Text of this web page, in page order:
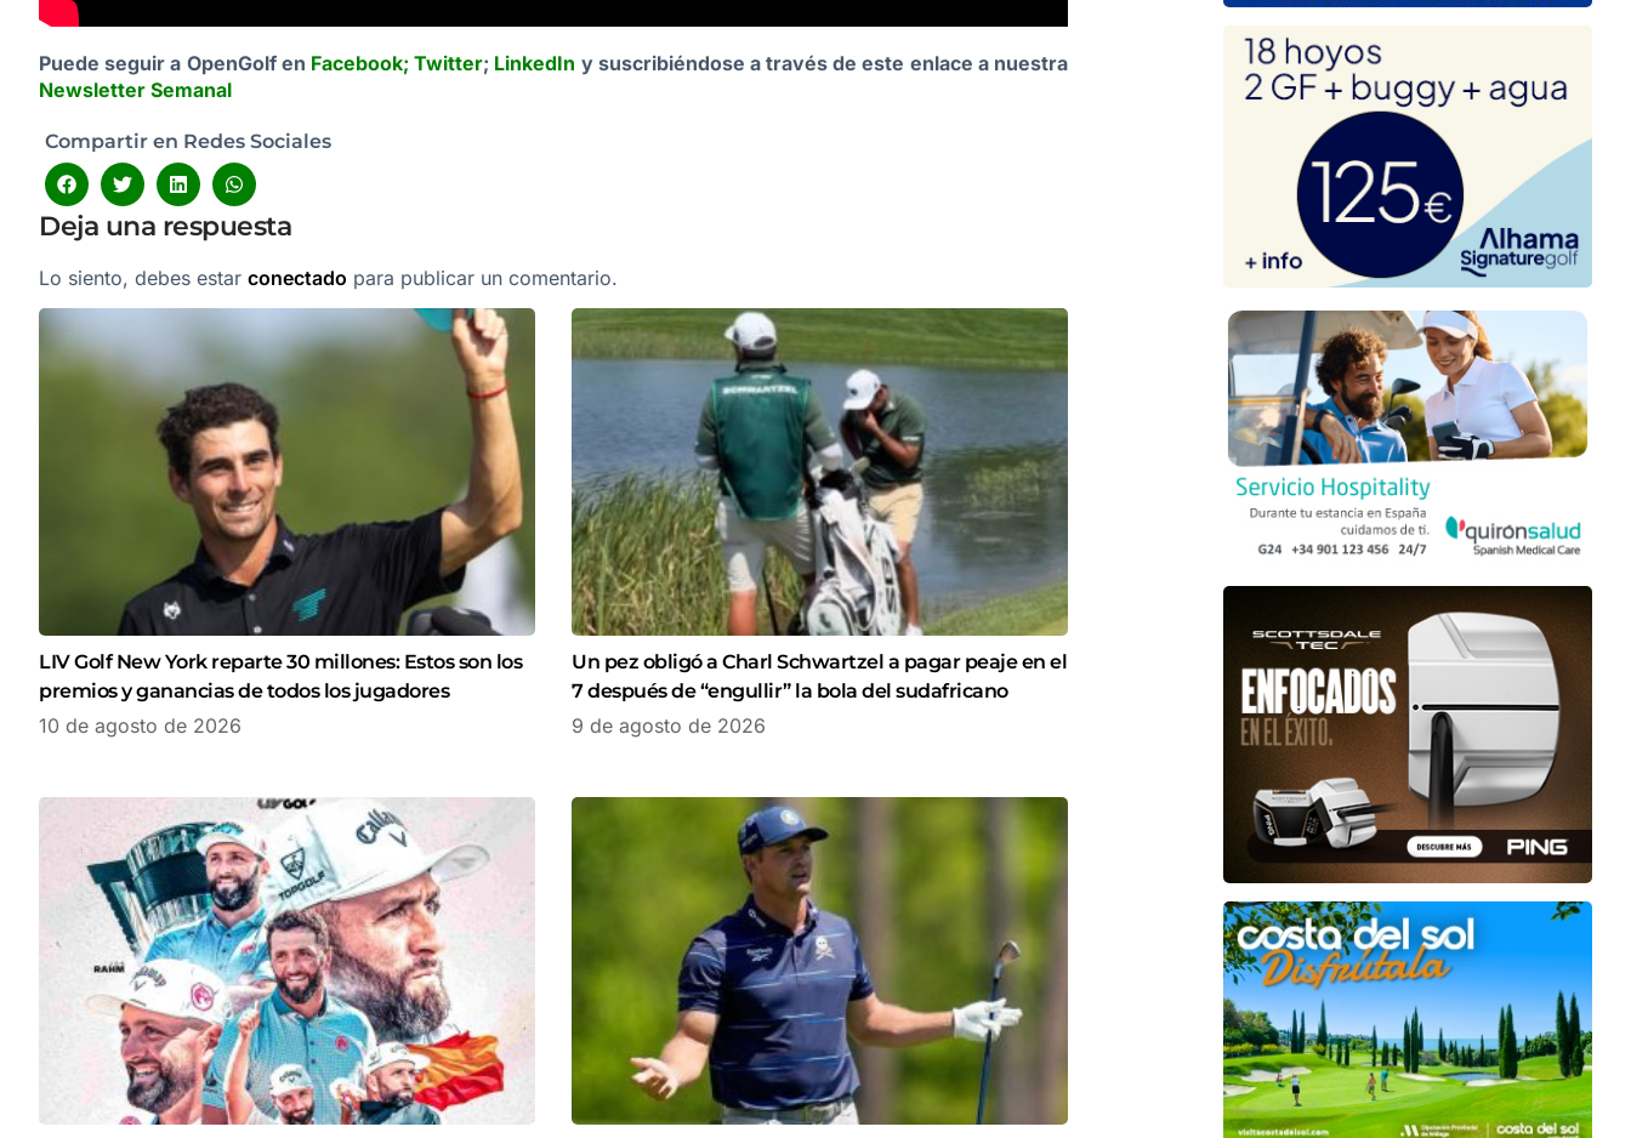
Puede seguir a OpenGolf en Facebook; Twitter; LinkedIn y suscribiéndose a través de este enlace a nuestra
Newsletter Semanal
Compartir en Redes Sociales
Deja una respuesta
Lo siento, debes estar conectado para publicar un comentario.
LIV Golf New York reparte 30 millones: Estos son los
premios y ganancias de todos los jugadores
10 de agosto de 2026
Un pez obligó a Charl Schwartzel a pagar peaje en el
7 después de “engullir” la bola del sudafricano
9 de agosto de 2026